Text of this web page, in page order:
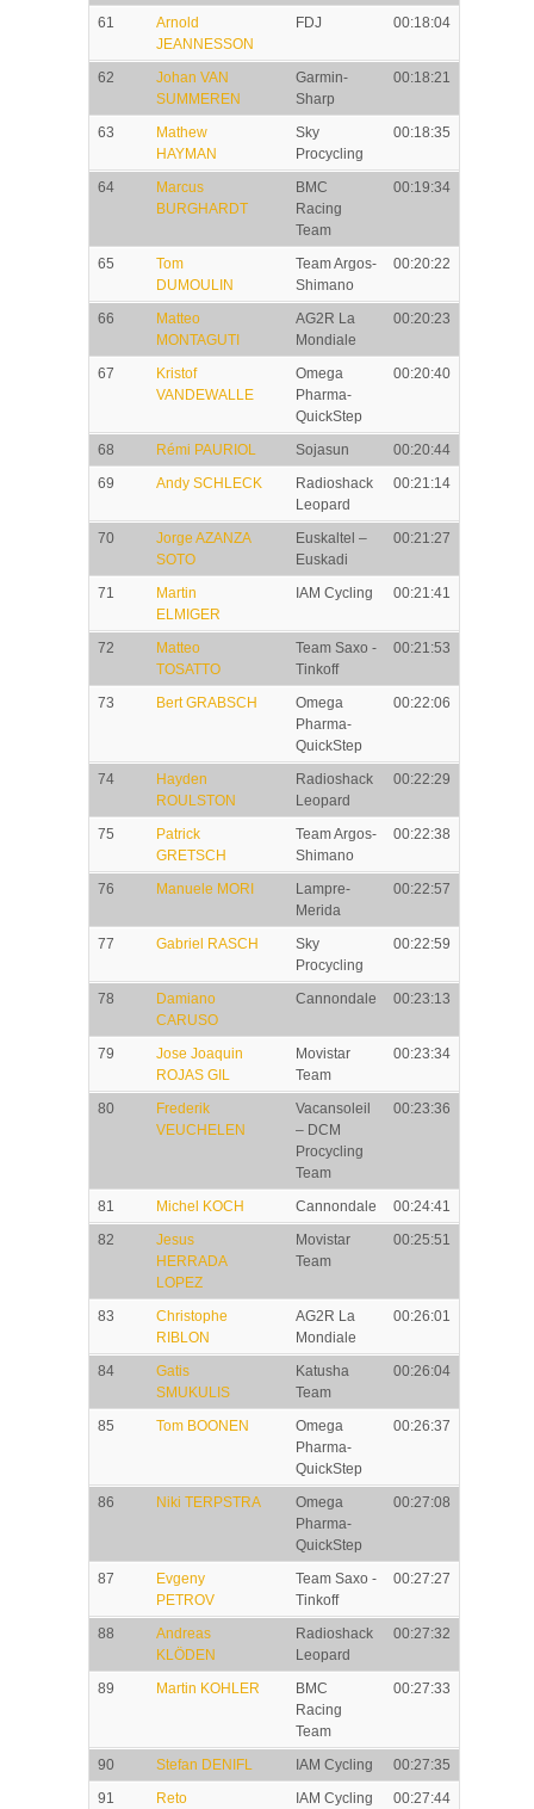
61
Arnold
JEANNESSON
FDJ 00:18:04
62
Johan VAN
SUMMEREN
Garmin-
Sharp
00:18:21
63
Mathew
HAYMAN
Sky
Procycling
00:18:35
64
Marcus
BURGHARDT
BMC
Racing
Team
00:19:34
65
Tom
DUMOULIN
Team Argos-
Shimano
00:20:22
66
Matteo
MONTAGUTI
AG2R La
Mondiale
00:20:23
67
Kristof
VANDEWALLE
Omega
Pharma-
QuickStep
00:20:40
68 Rémi PAURIOL Sojasun
00:20:44
69
Andy SCHLECK
Radioshack
Leopard
00:21:14
70
Jorge AZANZA
SOTO
Euskaltel –
Euskadi
00:21:27
71
Martin
ELMIGER
IAM Cycling 00:21:41
72
Matteo
TOSATTO
Team Saxo -
Tinkoff
00:21:53
73 Bert GRABSCH
Omega
Pharma-
QuickStep
00:22:06
74
Hayden
ROULSTON
Radioshack
Leopard
00:22:29
75
Patrick
GRETSCH
Team Argos-
Shimano
00:22:38
76 Manuele MORI
Lampre-
Merida
00:22:57
77 Gabriel RASCH
Sky
Procycling
00:22:59
78
Damiano
CARUSO
Cannondale 00:23:13
79
Jose Joaquin
ROJAS GIL
Movistar
Team
00:23:34
80
Frederik
VEUCHELEN
Vacansoleil
– DCM
Procycling
Team
00:23:36
81 Michel KOCH Cannondale
00:24:41
82
Jesus
HERRADA
LOPEZ
Movistar
Team
00:25:51
83
Christophe
RIBLON
AG2R La
Mondiale
00:26:01
84
Gatis
SMUKULIS
Katusha
Team
00:26:04
85 Tom BOONEN
Omega
Pharma-
QuickStep
00:26:37
86 Niki TERPSTRA
Omega
Pharma-
QuickStep
00:27:08
87
Evgeny
PETROV
Team Saxo -
Tinkoff
00:27:27
88
Andreas
KLÖDEN
Radioshack
Leopard
00:27:32
89 Martin KOHLER
BMC
Racing
Team
00:27:33
90 Stefan DENIFL IAM Cycling
00:27:35
91
Reto
IAM Cycling 00:27:44